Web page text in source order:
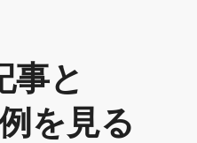
事と
を見る